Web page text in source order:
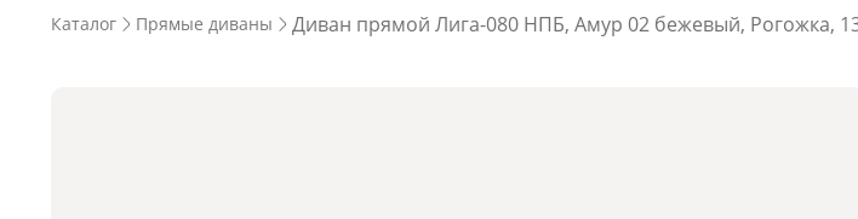
Каталог Прямые диваны Диван прямой Лига-080 НПБ, Амур 02 бежевый, Рогожка,